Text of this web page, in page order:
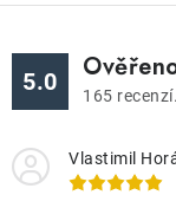
5.0 165 recenzí.
Vlastimil